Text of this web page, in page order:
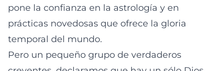
pone la confianza en la astrología y en
prácticas novedosas que ofrece la gloria
temporal del mundo.
Pero un pequeño grupo de verdaderos